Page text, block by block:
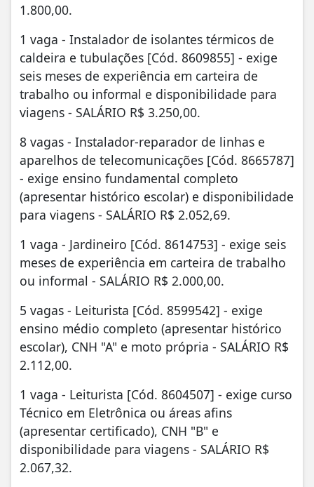
1.800,00.
1 vaga - Instalador de isolantes térmicos de
caldeira e tubulações [Cód. 8609855] - exige
seis meses de experiência em carteira de
trabalho ou informal e disponibilidade para
viagens - SALÁRIO R$ 3.250,00.
8 vagas - Instalador-reparador de linhas e
aparelhos de telecomunicações [Cód. 8665787]
- exige ensino fundamental completo
(apresentar histórico escolar) e disponibilidade
para viagens - SALÁRIO R$ 2.052,69.
1 vaga - Jardineiro [Cód. 8614753] - exige seis
meses de experiência em carteira de trabalho
ou informal - SALÁRIO R$ 2.000,00.
5 vagas - Leiturista [Cód. 8599542] - exige
ensino médio completo (apresentar histórico
escolar), CNH "A" e moto própria - SALÁRIO R$
2.112,00.
1 vaga - Leiturista [Cód. 8604507] - exige curso
Técnico em Eletrônica ou áreas afins
(apresentar certificado), CNH "B" e
disponibilidade para viagens - SALÁRIO R$
2.067,32.